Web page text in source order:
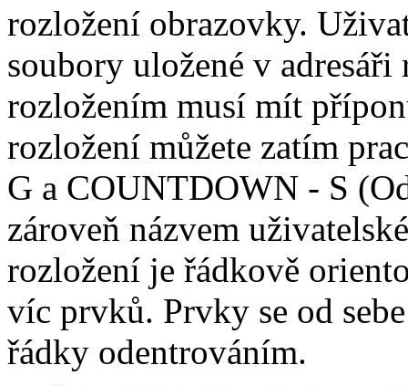
rozložení obrazovky.
soubory uložené v
rozložením musí mít
rozložení můžete zatím
G a COUNTDOWN - S
zároveň názvem
rozložení je řádkově
víc prvků. Prvky se od
řádky odentrováním.